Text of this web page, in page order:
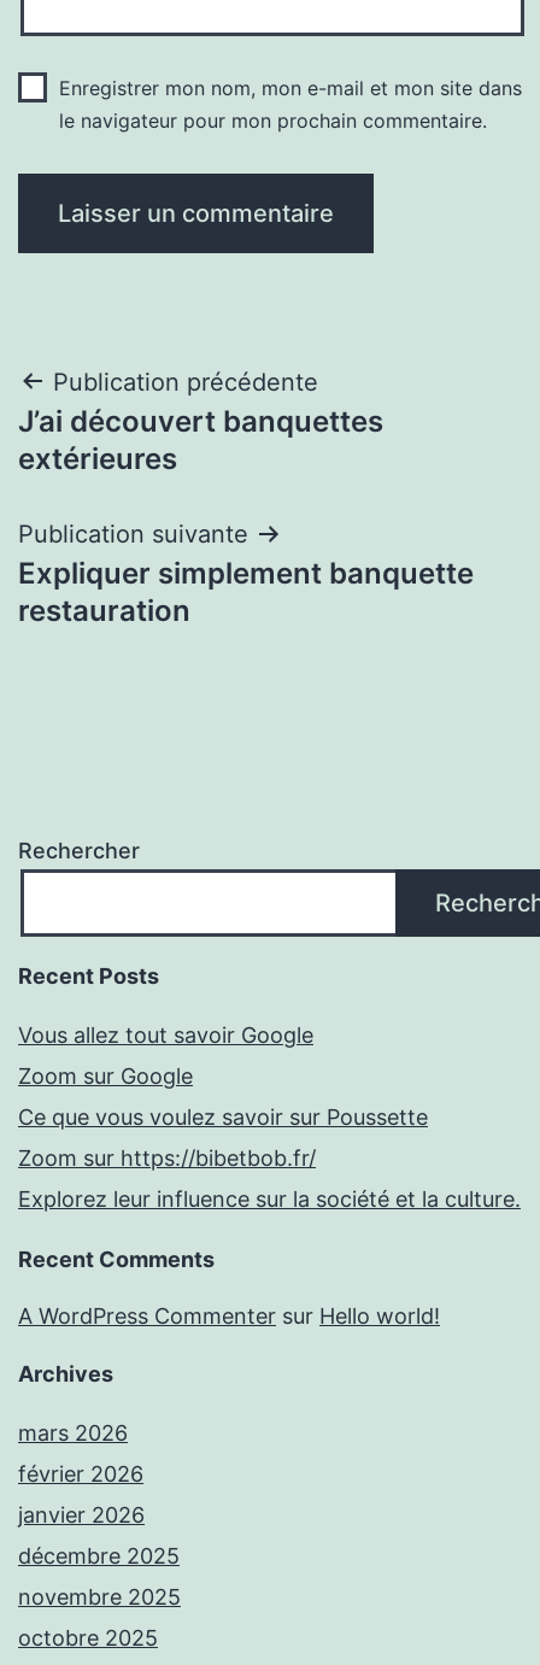
Enregistrer mon nom, mon e-mail et mon site dans
le navigateur pour mon prochain commentaire.
Navigation
de
Publication précédente
J’ai découvert banquettes
extérieures
Publication suivante
Expliquer simplement banquette
restauration
Rechercher
Recent Posts
Vous allez tout savoir Google
Zoom sur Google
Ce que vous voulez savoir sur Poussette
Zoom sur https://bibetbob.fr/
Explorez leur influence sur la société et la culture.
Recent Comments
A WordPress Commenter sur Hello world!
Archives
mars 2026
février 2026
janvier 2026
décembre 2025
novembre 2025
octobre 2025